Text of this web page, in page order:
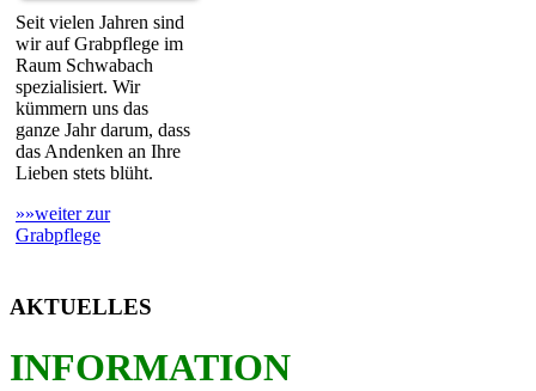
Seit vielen Jahren sind
wir auf Grabpflege im
Raum Schwabach
spezialisiert. Wir
kümmern uns das
ganze Jahr darum, dass
das Andenken an Ihre
Lieben stets blüht.
»»weiter zur
Grabpflege
AKTUELLES
INFORMATION